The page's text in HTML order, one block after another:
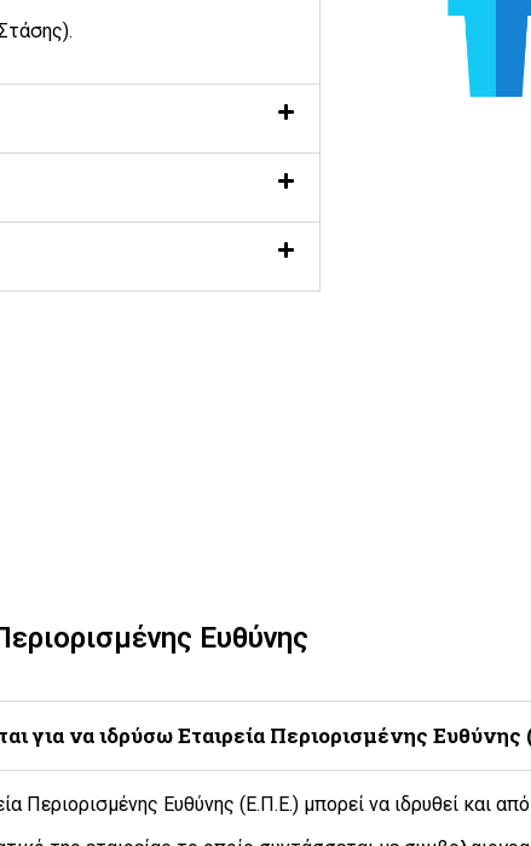
Ευθύνης
για να ιδρύσω Εταιρεία Περιορισμένης
Περιορισμένης Ευθύνης (Ε.Π.Ε.) μπορεί να ιδρυθεί και